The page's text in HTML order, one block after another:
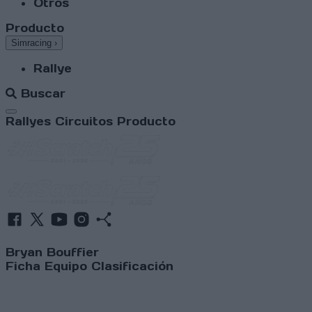
Otros
Producto
Simracing ›
Rallye
Buscar
Abrir menú
Rallyes Circuitos Producto
Bryan Bouffier
Ficha Equipo Clasificación